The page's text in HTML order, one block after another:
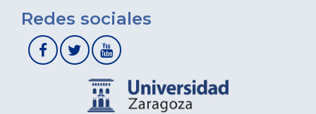
Redes sociales